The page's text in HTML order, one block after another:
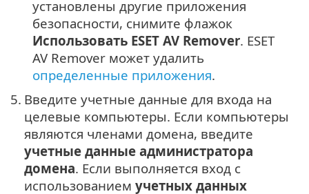
установлены другие приложения
безопасности, снимите флажок
Использовать ESET AV Remover. ESET
AV Remover может удалить
определенные приложения.
5. Введите учетные данные для входа на
целевые компьютеры. Если компьютеры
являются членами домена, введите
учетные данные администратора
домена. Если выполняется вход с
использованием учетных данных